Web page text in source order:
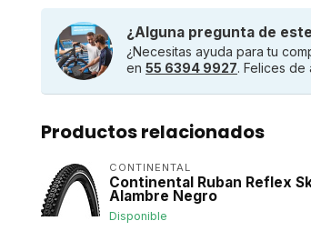
¿Alguna pregunta de
¿Necesitas ayuda para tu
en 55 6394 9927. Felices de
Productos relacionados
CONTINENTAL
Continental Ruban Reflex
Alambre Negro
Disponible